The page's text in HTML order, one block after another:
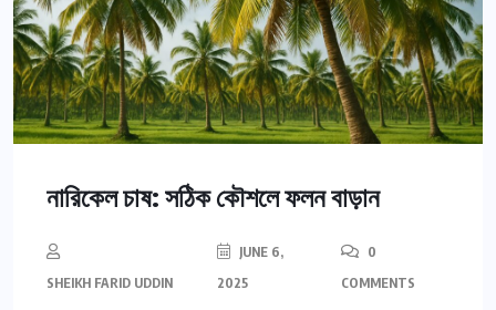
নারিকেল চাষ: সঠিক কৌশলে ফলন বাড়ান
SHEIKH FARID UDDIN
JUNE 6,
2025
0
COMMENTS